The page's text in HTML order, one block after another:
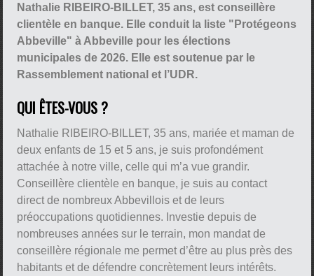
Nathalie RIBEIRO-BILLET, 35 ans, est conseillère
clientèle en banque. Elle conduit la liste "Protégeons
Abbeville" à Abbeville pour les élections
municipales de 2026. Elle est soutenue par le
Rassemblement national et l’UDR.
QUI ÊTES-VOUS ?
Nathalie RIBEIRO-BILLET, 35 ans, mariée et maman de
deux enfants de 15 et 5 ans, je suis profondément
attachée à notre ville, celle qui m’a vue grandir.
Conseillère clientèle en banque, je suis au contact
direct de nombreux Abbevillois et de leurs
préoccupations quotidiennes. Investie depuis de
nombreuses années sur le terrain, mon mandat de
conseillère régionale me permet d’être au plus près des
habitants et de défendre concrètement leurs intérêts.